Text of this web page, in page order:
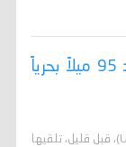
عاجل / انفجار قرب ناقلة نفط على بُعد 95 ميلاً بحرياً
أعلنت هيئة عمليات التجارة البحرية البريطانية (UKMTO)، قبل قليل، تلقيها